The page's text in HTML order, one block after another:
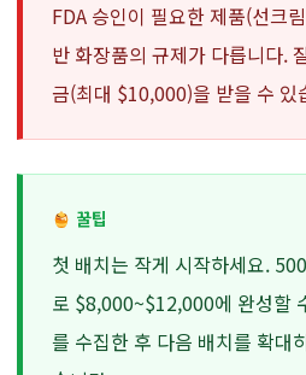
FDA 승인이 필요한 제품(선크
반 화장품의 규제가 다릅니다.
금(최대 $10,000)을 받을 수 있
꿀팁
첫 배치는 작게 시작하세요.
로 $8,000~$12,000에 완성할
를 수집한 후 다음 배치를 확대